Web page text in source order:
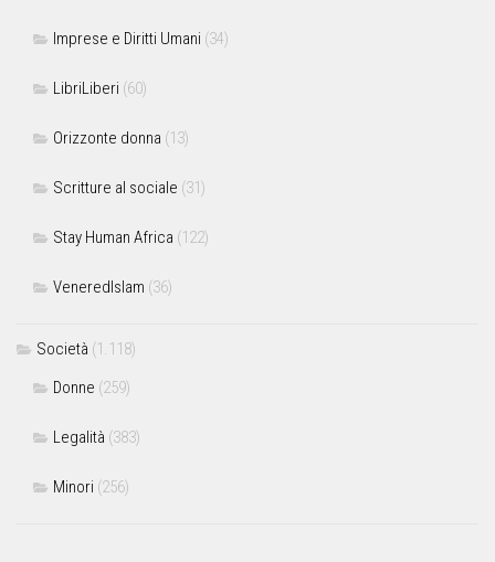
Imprese e Diritti Umani (34)
LibriLiberi (60)
Orizzonte donna (13)
Scritture al sociale (31)
Stay Human Africa (122)
VeneredIslam (36)
Società (1.118)
Donne (259)
Legalità (383)
Minori (256)